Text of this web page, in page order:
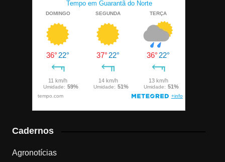
Cadernos
Agronotícias